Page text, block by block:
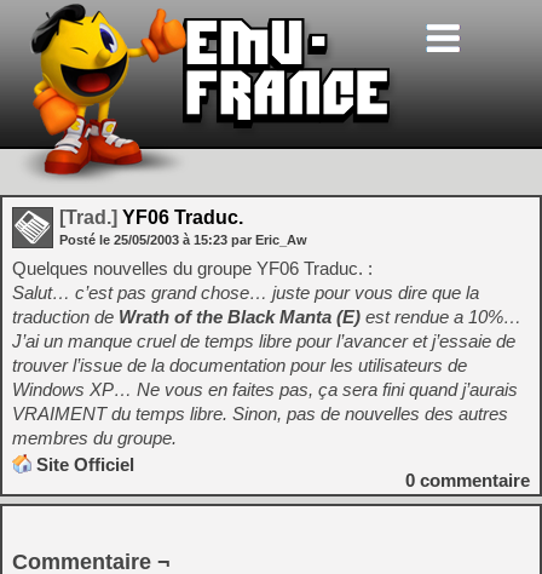
[Trad.] YF06 Traduc.
Posté le 25/05/2003 à 15:23 par Eric_Aw
Quelques nouvelles du groupe YF06 Traduc. :
Salut… c’est pas grand chose… juste pour vous dire que la
traduction de Wrath of the Black Manta (E) est rendue a 10%…
J’ai un manque cruel de temps libre pour l’avancer et j’essaie de
trouver l’issue de la documentation pour les utilisateurs de
Windows XP… Ne vous en faites pas, ça sera fini quand j’aurais
VRAIMENT du temps libre. Sinon, pas de nouvelles des autres
membres du groupe.
Site Officiel
0 commentaire
Commentaire ¬